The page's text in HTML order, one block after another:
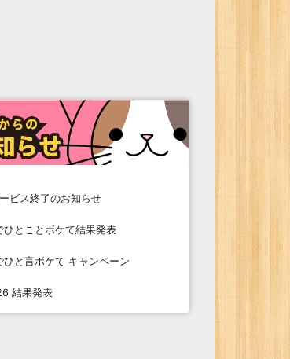
ビス終了のお知らせ
ひとことボケて結果発表
ひと言ボケて キャンペーン
結果発表